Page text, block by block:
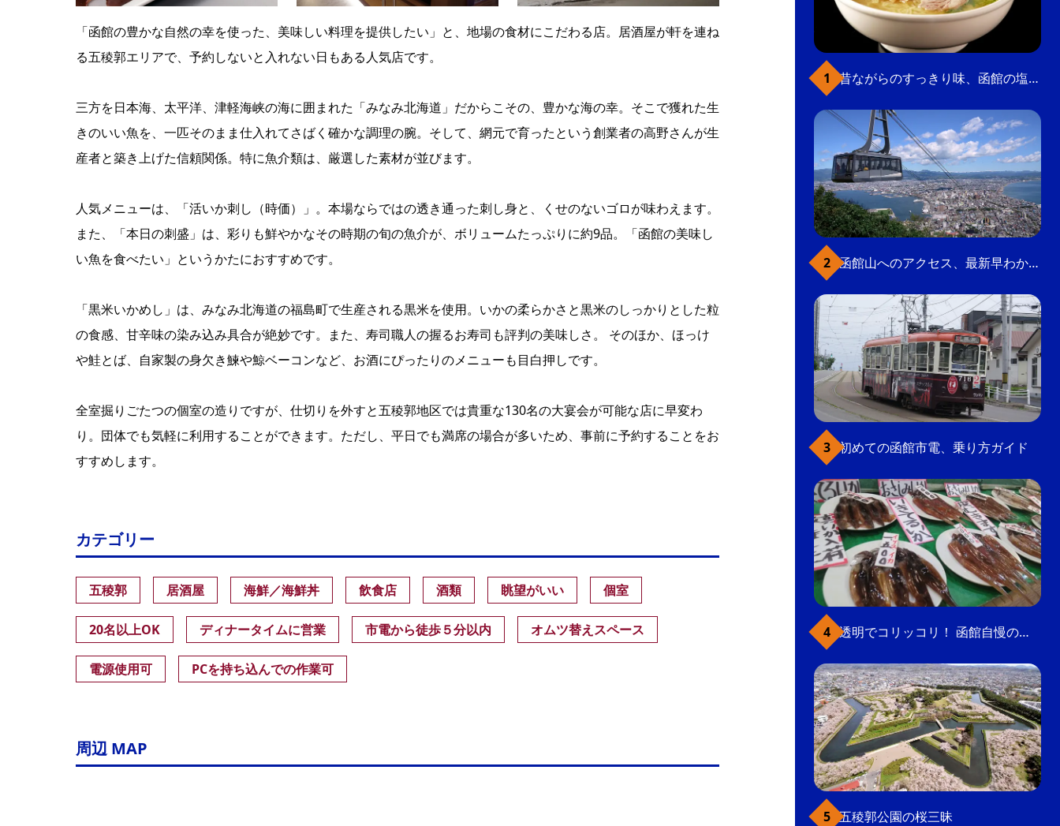
「函館の豊かな自然の幸を使った、美味しい料理を提供したい」と、地場の食材にこだわる店。居酒屋が軒を連ね
る五稜郭エリアで、予約しないと入れない日もある人気店です。
三方を日本海、太平洋、津軽海峡の海に囲まれた「みなみ北海道」だからこその、豊かな海の幸。そこで獲れた生
きのいい魚を、一匹そのまま仕入れてさばく確かな調理の腕。そして、網元で育ったという創業者の高野さんが生
産者と築き上げた信頼関係。特に魚介類は、厳選した素材が並びます。
人気メニューは、「活いか刺し（時価）」。本場ならではの透き通った刺し身と、くせのないゴロが味わえます。
また、「本日の刺盛」は、彩りも鮮やかなその時期の旬の魚介が、ボリュームたっぷりに約9品。「函館の美味し
い魚を食べたい」というかたにおすすめです。
「黒米いかめし」は、みなみ北海道の福島町で生産される黒米を使用。いかの柔らかさと黒米のしっかりとした粒
の食感、甘辛味の染み込み具合が絶妙です。また、寿司職人の握るお寿司も評判の美味しさ。 そのほか、ほっけ
や鮭とば、自家製の身欠き鰊や鯨ベーコンなど、お酒にぴったりのメニューも目白押しです。
全室掘りごたつの個室の造りですが、仕切りを外すと五稜郭地区では貴重な130名の大宴会が可能な店に早変わ
り。団体でも気軽に利用することができます。ただし、平日でも満席の場合が多いため、事前に予約することをお
すすめします。
カテゴリー
五稜郭 居酒屋 海鮮／海鮮丼 飲食店 酒類 眺望がいい 個室
20名以上OK ディナータイムに営業 市電から徒歩５分以内 オムツ替えスペース
電源使用可 PCを持ち込んでの作業可
周辺 MAP
昔ながらのすっきり味、函館の塩ラーメン
函館山へのアクセス、最新早わかりガイド
初めての函館市電、乗り方ガイド
透明でコリッコリ！ 函館自慢のいかをどうぞ
五稜郭公園の桜三昧